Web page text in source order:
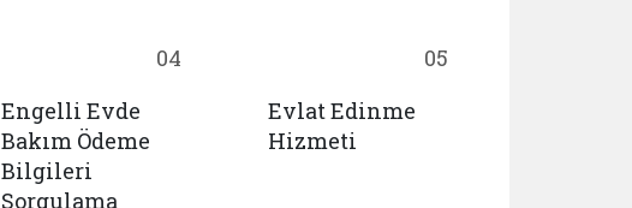
04
Engelli Evde
Bakım Ödeme
Bilgileri
Sorgulama
05
Evlat Edinme
Hizmeti